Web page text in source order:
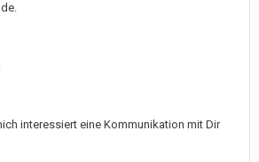
interessiert eine Kommunikation mit Dir